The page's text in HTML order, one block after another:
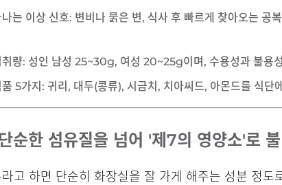
는 이상 신호: 변비나 묽은 변, 식사 후 빠르게 찾아오는 공
량: 성인 남성 25~30g, 여성 20~25g이며, 수용성과 불용
5가지 : 귀리, 대두(콩류), 시금치, 치아씨드, 아몬드를 식
순한 섬유질을 넘어 '제7의 영양소'로
고 하면 단순히 화장실을 잘 가게 해주는 성분 정